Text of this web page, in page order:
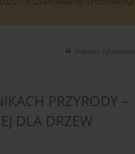
Pobierz cytowanie
PRZYRODY –
DLA DRZEW